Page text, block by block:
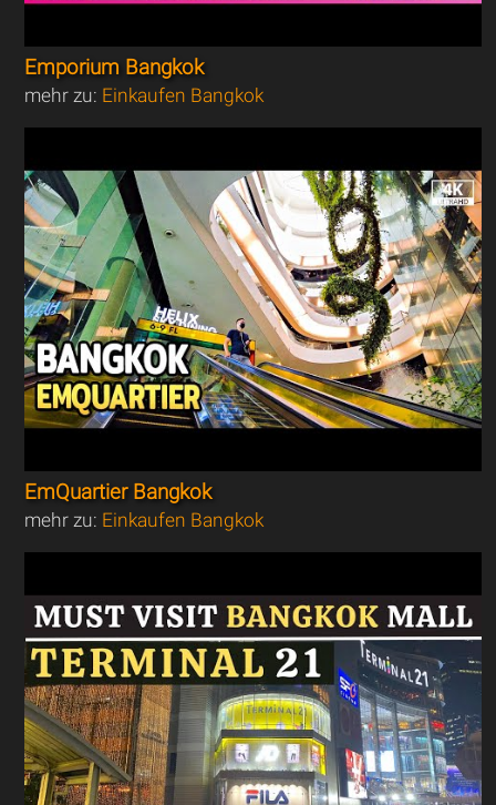
Emporium Bangkok
mehr zu: Einkaufen Bangkok
EmQuartier Bangkok
mehr zu: Einkaufen Bangkok